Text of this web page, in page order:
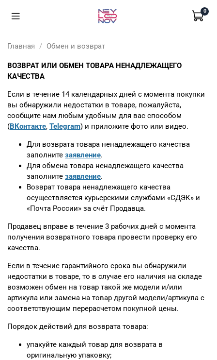
0
Главная Обмен и возврат
ВОЗВРАТ ИЛИ ОБМЕН ТОВАРА НЕНАДЛЕЖАЩЕГО
КАЧЕСТВА
Если в течение 14 календарных дней с момента покупки
вы обнаружили недостатки в товаре, пожалуйста,
сообщите нам любым удобным для вас способом
(ВКонтакте, Telegram) и приложите фото или видео.
Для возврата товара ненадлежащего качества
заполните заявление.
Для обмена товара ненадлежащего качества
заполните заявление.
Возврат товара ненадлежащего качества
осуществляется курьерскими службами «СДЭК» и
«Почта России» за счёт Продавца.
Продавец вправе в течение 3 рабочих дней с момента
получения возвратного товара провести проверку его
качества.
Если в течение гарантийного срока вы обнаружили
недостатки в товаре, то в случае его наличия на складе
возможен обмен на товар такой же модели и/или
артикула или замена на товар другой модели/артикула с
соответствующим перерасчетом покупной цены.
Порядок действий для возврата товара:
упакуйте каждый товар для возврата в
оригинальную упаковку;